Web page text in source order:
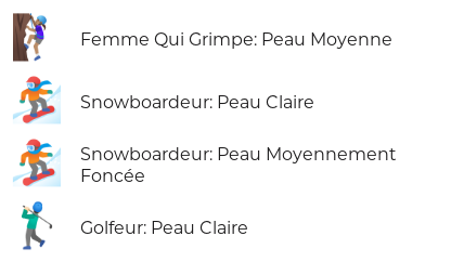
🧗🏽‍♀️ Femme Qui Grimpe: Peau Moyenne
🏂🏻 Snowboardeur: Peau Claire
🏂🏾
Snowboardeur: Peau Moyennement
Foncée
🏌🏻‍♂️ Golfeur: Peau Claire